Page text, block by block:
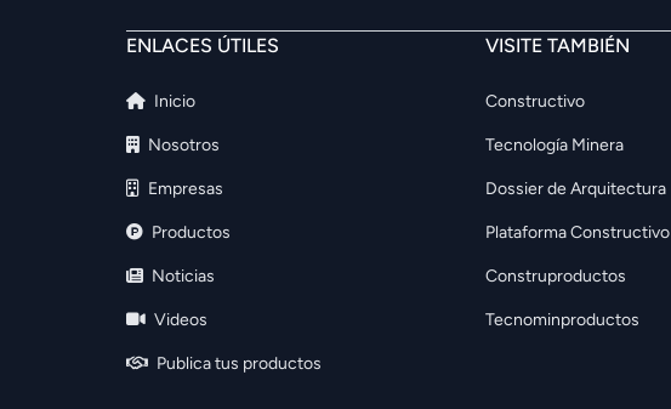
ENLACES ÚTILES
Inicio
Nosotros
Empresas
Productos
Noticias
Videos
Publica tus productos
VISITE TAMBIÉN
Constructivo
Tecnología Minera
Dossier de Arquitectura
Plataforma Constructivo
Construproductos
Tecnominproductos